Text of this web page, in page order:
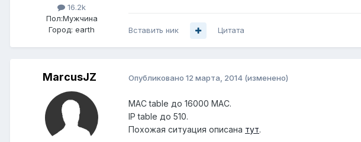
16.2k
Пол:Мужчина
Город: earth Вставить ник Цитата
MarcusJZ Опубликовано 12 марта, 2014 (изменено)
MAC table до 16000 MAC.
IP table до 510.
Похожая ситуация описана тут.